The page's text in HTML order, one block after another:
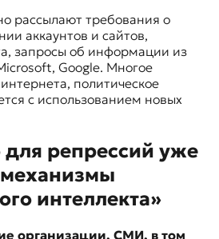
рассылают требования о
аккаунтов и сайтов,
запросы об информации из
Google. Многое
политическое
с использованием новых
репрессий уже
интеллекта»
организации, СМИ, в том